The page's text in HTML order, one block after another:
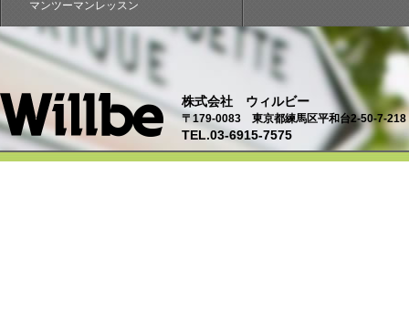
マンツーマンレッスン
株式会社 ウィルビー
〒179-0083 東京都練馬区平和台2-50-7-218
TEL.03-6915-7575